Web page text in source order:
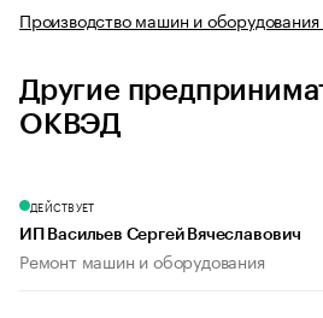
Производство машин и
Другие
ОКВЭД
ДЕЙСТВУЕТ
ИП Васильев Сергей Вячеславович
Ремонт машин и оборудования